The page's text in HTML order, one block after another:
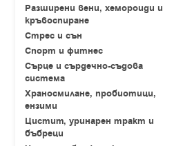
Разширени вени, хемороиди и
кръвоспиране
Стрес и сън
Спорт и фитнес
Сърце и сърдечно-съдова
система
Храносмилане, пробиотици,
ензими
Цистит, уринарен тракт и
бъбреци